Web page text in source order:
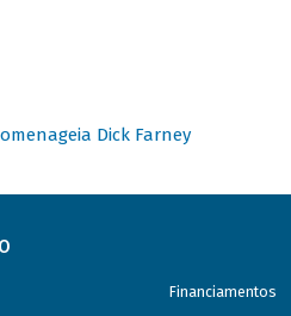
Dick Farney
Financiamentos